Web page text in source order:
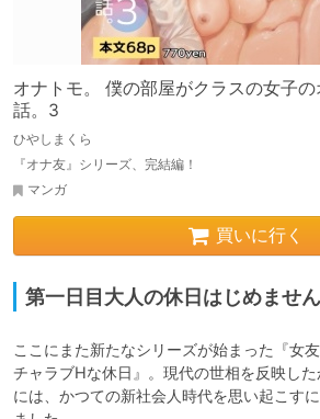
オナトモ。 僕の部屋がクラスの女子
話。3
ひやしまくら
『オナ友』シリーズ、完結編！
マンガ
買いに行く
第一日目大人の休日はじめませ
ここにまた新たなシリーズが始まった『女
チャラブHな休日』。現代の世相を反映し
には、かつての新社会人時代を思い起こす